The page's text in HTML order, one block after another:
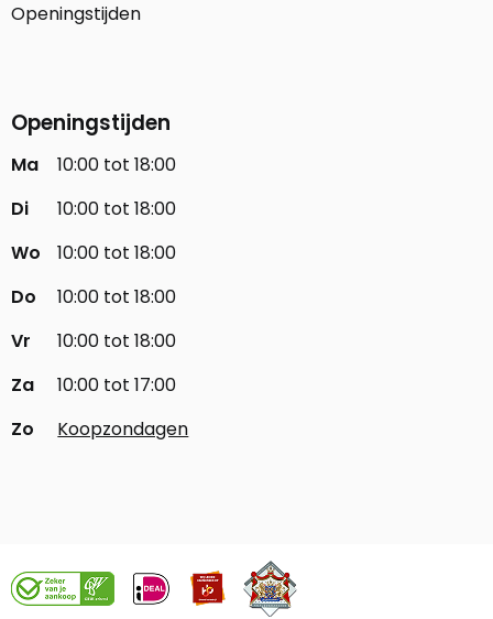
Openingstijden
Openingstijden
Ma
10:00 tot 18:00
Di
10:00 tot 18:00
Wo
10:00 tot 18:00
Do
10:00 tot 18:00
Vr
10:00 tot 18:00
Za
10:00 tot 17:00
Zo
Koopzondagen